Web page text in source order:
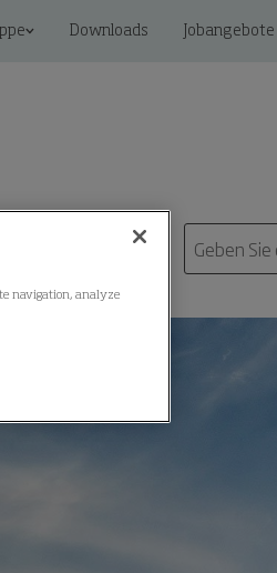
Downloads Jobangebote
navigation, analyze